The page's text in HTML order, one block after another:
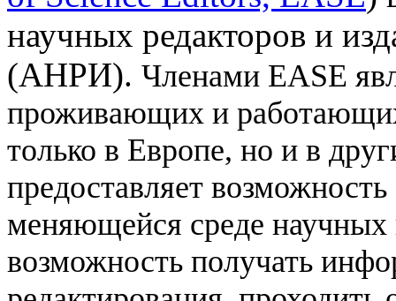
научных редакторов и
(АНРИ). Членами EASE
проживающих и
только в Европе, но и в
предоставляет
меняющейся среде
возможность получать